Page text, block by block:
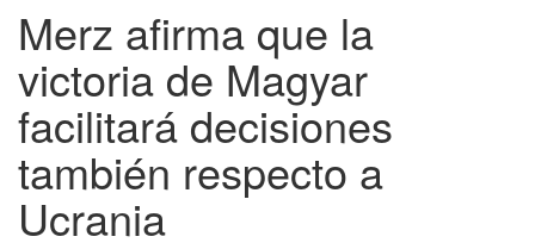
Merz afirma que la
victoria de Magyar
facilitará decisiones
también respecto a
Ucrania